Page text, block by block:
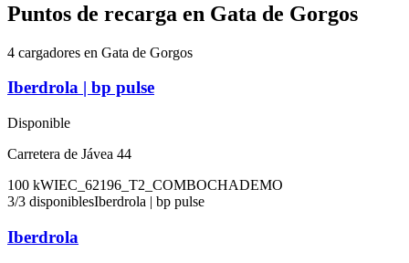
Puntos de recarga en Gata de Gorgos
4 cargadores en Gata de Gorgos
Iberdrola | bp pulse
Disponible
Carretera de Jávea 44
100 kWIEC_62196_T2_COMBOCHADEMO
3/3 disponiblesIberdrola | bp pulse
Iberdrola